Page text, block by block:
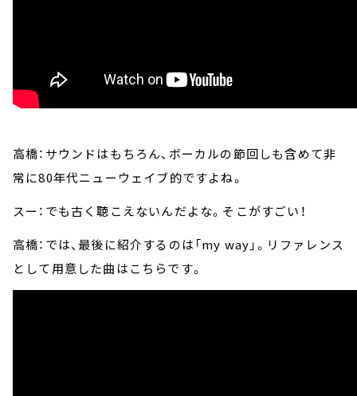
高橋：サウンドはもちろん、ボーカルの節回しも含めて非
常に80年代ニューウェイブ的ですよね。
スー：でも古く聴こえないんだよな。そこがすごい！
高橋：では、最後に紹介するのは「my way」。リファレンス
として用意した曲はこちらです。